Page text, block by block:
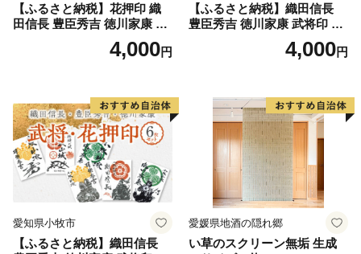
【ふるさと納税】花押印 織
田信長 豊臣秀吉 徳川家康 3
枚 セット 戦国 武将 小牧山城
墨絵 龍画師 書道アーティス
牧市 お取り寄せ 送料無料
4,000円
【ふるさと納税】織田信長
豊臣秀吉 徳川家康 武将印 3
枚 セット イラスト 戦国 武将
小牧山城 墨絵 龍画師 書道ア
愛知県 小牧市 お取り寄せ 送
4,000円
愛知県小牧市
【ふるさと納税】織田信長
愛媛県地酒の隠れ郷
い草のスクリーン無垢 生成